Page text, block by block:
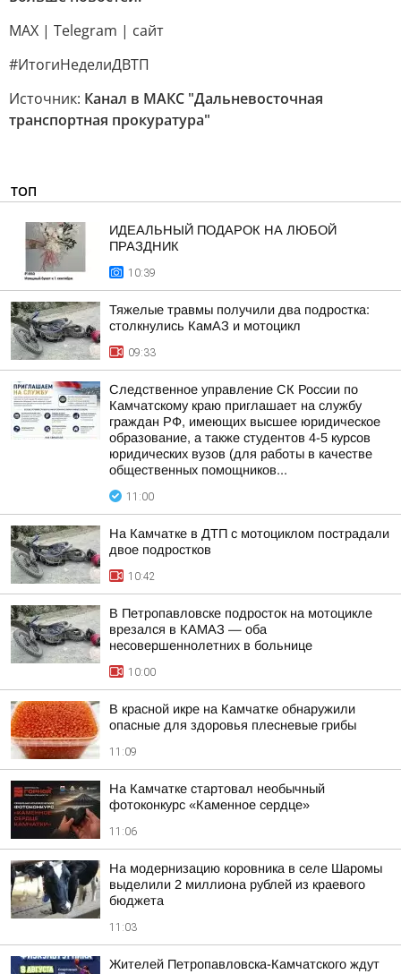
MAX | Telegram | сайт
#ИтогиНеделиДВТП
Источник: Канал в МАКС "Дальневосточная
транспортная прокуратура"
ТОП
ИДЕАЛЬНЫЙ ПОДАРОК НА ЛЮБОЙ
ПРАЗДНИК
10:39
Тяжелые травмы получили два подростка:
столкнулись КамАЗ и мотоцикл
09:33
Следственное управление СК России по
Камчатскому краю приглашает на службу
граждан РФ, имеющих высшее юридическое
образование, а также студентов 4-5 курсов
юридических вузов (для работы в качестве
общественных помощников...
11:00
На Камчатке в ДТП с мотоциклом пострадали
двое подростков
10:42
В Петропавловске подросток на мотоцикле
врезался в КАМАЗ — оба
несовершеннолетних в больнице
10:00
В красной икре на Камчатке обнаружили
опасные для здоровья плесневые грибы
11:09
На Камчатке стартовал необычный
фотоконкурс «Каменное сердце»
11:06
На модернизацию коровника в селе Шаромы
выделили 2 миллиона рублей из краевого
бюджета
11:03
Жителей Петропавловска-Камчатского ждут